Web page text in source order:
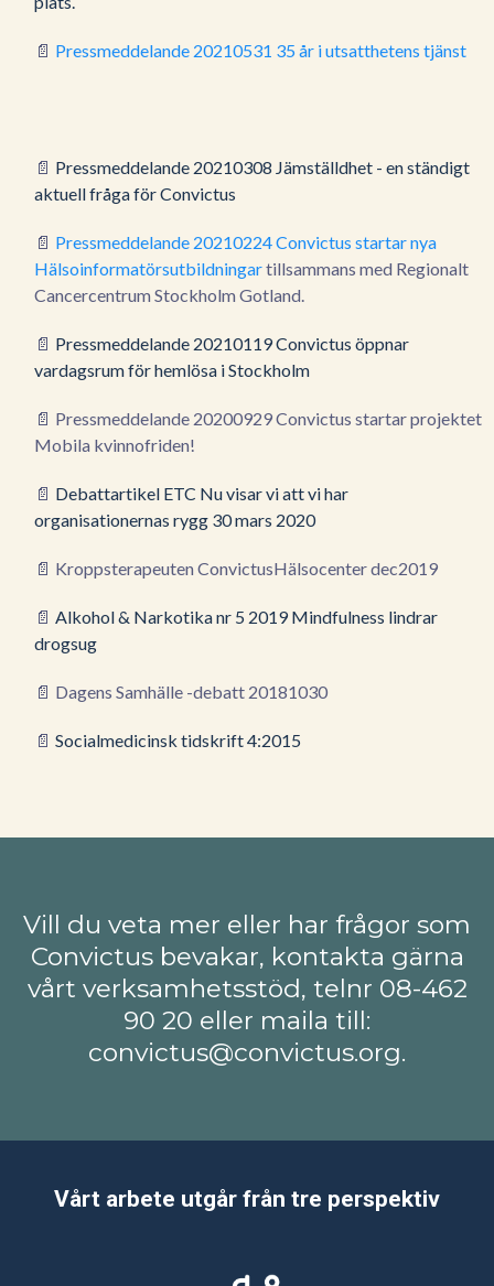
📄 Pressmeddelande 20210531 35 år i utsatthetens tjänst
📄 Pressmeddelande 20210308 Jämställdhet - en ständigt
aktuell fråga för Convictus
📄 Pressmeddelande 20210224 Convictus startar nya
Hälsoinformatörsutbildningartillsammans med Regionalt
Cancercentrum Stockholm Gotland.
📄 Pressmeddelande 20210119 Convictus öppnar
vardagsrum för hemlösa i Stockholm
📄 Pressmeddelande 20200929 Convictus startar projektet
Mobila kvinnofriden!
📄 Debattartikel ETC Nu visar vi att vi har
organisationernas rygg 30 mars 2020
📄 Kroppsterapeuten ConvictusHälsocenter dec2019
📄 Alkohol & Narkotika nr 5 2019 Mindfulness lindrar
drogsug
📄 Dagens Samhälle -debatt 20181030
📄 Socialmedicinsk tidskrift 4:2015
Vill du veta mer eller har frågor som
Convictus bevakar, kontakta gärna
vårt verksamhetsstöd, telnr 08-462
90 20 eller maila till:
convictus@convictus.org.
Vårt arbete utgår från tre perspektiv